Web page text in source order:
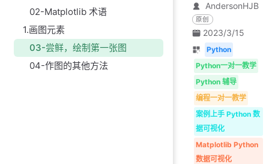
02-Matplotlib 术语
1.画图元素
03-尝鲜，绘制第一张图
04-作图的其他方法
AndersonHJB
原创
2023/3/15
Python
Python一对一教学
Python 辅导
编程一对一教学
案例上手 Python 数
据可视化
Matplotlib Python
数据可视化